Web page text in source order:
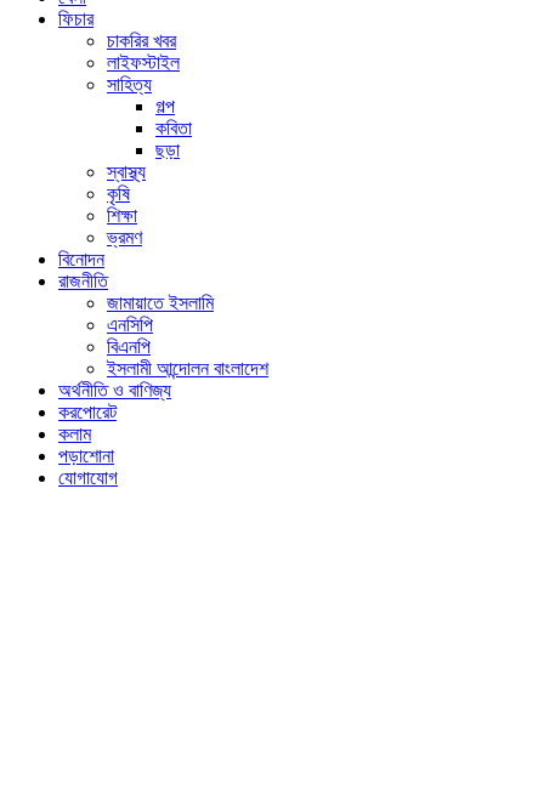
ফিচার
চাকরির খবর
লাইফস্টাইল
সাহিত্য
গল্প
কবিতা
ছড়া
স্বাস্থ্য
কৃষি
শিক্ষা
ভ্রমণ
বিনোদন
রাজনীতি
জামায়াতে ইসলামি
এনসিপি
বিএনপি
ইসলামী আন্দোলন বাংলাদেশ
অর্থনীতি ও বাণিজ্য
করপোরেট
কলাম
পড়াশোনা
যোগাযোগ